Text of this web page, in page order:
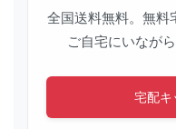
全国送料無料。無料
ご自宅にいなが
宅配キ